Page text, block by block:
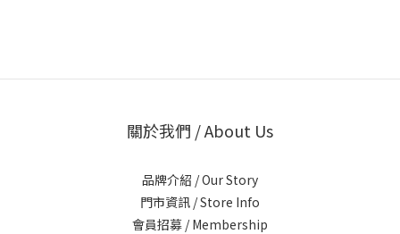
關於我們 / About Us
品牌介紹 / Our Story
門市資訊 / Store Info
會員招募 / Membership